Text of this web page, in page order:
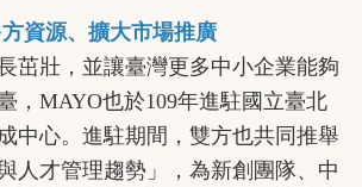
資源、擴大市場推廣
茁壯，並讓臺灣更多中小企業能夠
，MAYO也於109年進駐國立臺北
中心。進駐期間，雙方也共同推舉
人才管理趨勢」，為新創團隊、中